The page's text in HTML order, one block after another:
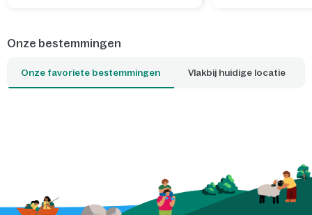
Onze bestemmingen
Onze favoriete bestemmingen Vlakbij huidige locatie